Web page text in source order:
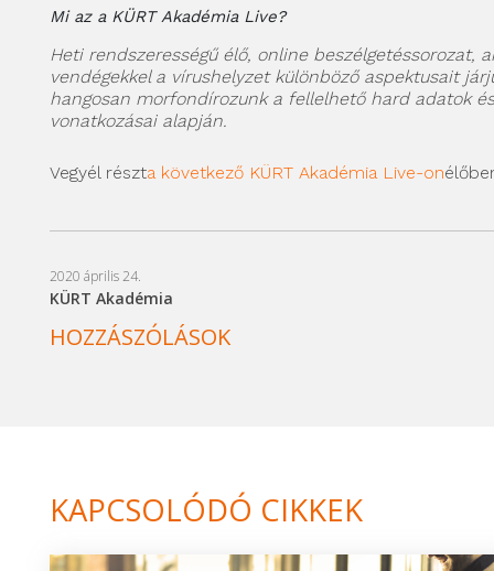
Mi az a KÜRT Akadémia Live?
Heti rendszerességű élő, online beszélgetéssorozat,
vendégekkel a vírushelyzet különböző aspektusait
hangosan morfondírozunk a fellelhető hard adatok
vonatkozásai alapján.
Vegyél részta következő KÜRT Akadémia Live-on
2020 április 24.
KÜRT Akadémia
HOZZÁSZÓLÁSOK
KAPCSOLÓDÓ CIKKEK